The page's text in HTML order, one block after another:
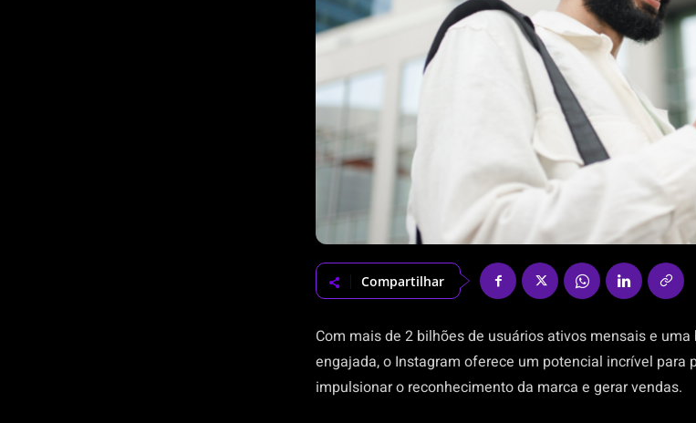
Compartilhar
Com mais de 2 bilhões de usuários ativos mensais e
engajada, o Instagram oferece um potencial incrível para
impulsionar o reconhecimento da marca e gerar vendas.